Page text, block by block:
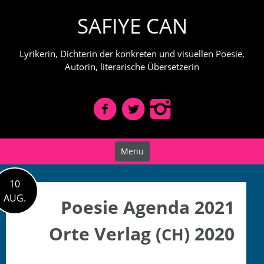
SAFIYE CAN
Lyrikerin, Dichterin der konkreten und visuellen Poesie,
Autorin, literarische Übersetzerin
Menu
10
AUG.
Poesie Agenda 2021
Orte Verlag (CH) 2020